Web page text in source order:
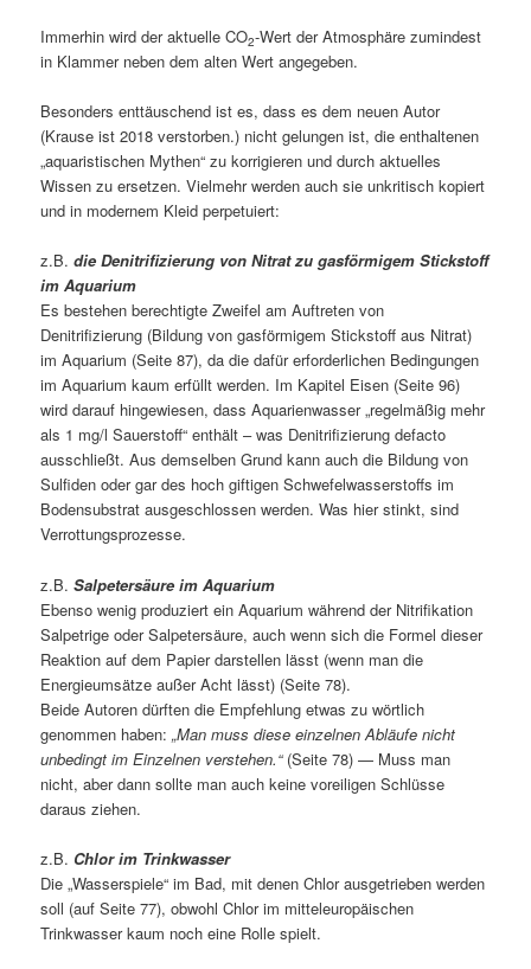
Immerhin wird der aktuelle CO2-Wert der Atmosphäre zumindest
in Klammer neben dem alten Wert angegeben.
Besonders enttäuschend ist es, dass es dem neuen Autor
(Krause ist 2018 verstorben.) nicht gelungen ist, die enthaltenen
„aquaristischen Mythen“ zu korrigieren und durch aktuelles
Wissen zu ersetzen. Vielmehr werden auch sie unkritisch kopiert
und in modernem Kleid perpetuiert:
z.B.die Denitrifizierung von Nitrat zu gasförmigem Stickstoff
im Aquarium
Es bestehen berechtigte Zweifel am Auftreten von
Denitrifizierung (Bildung von gasförmigem Stickstoff aus Nitrat)
im Aquarium (Seite 87), da die dafür erforderlichen Bedingungen
im Aquarium kaum erfüllt werden. Im Kapitel Eisen (Seite 96)
wird darauf hingewiesen, dass Aquarienwasser „regelmäßig mehr
als 1 mg/l Sauerstoff“ enthält – was Denitrifizierung defacto
ausschließt. Aus demselben Grund kann auch die Bildung von
Sulfiden oder gar des hoch giftigen Schwefelwasserstoffs im
Bodensubstrat ausgeschlossen werden. Was hier stinkt, sind
Verrottungsprozesse.
z.B.Salpetersäure im Aquarium
Ebenso wenig produziert ein Aquarium während der Nitrifikation
Salpetrige oder Salpetersäure, auch wenn sich die Formel dieser
Reaktion auf dem Papier darstellen lässt (wenn man die
Energieumsätze außer Acht lässt) (Seite 78).
Beide Autoren dürften die Empfehlung etwas zu wörtlich
genommen haben:„Man muss diese einzelnen Abläufe nicht
unbedingt im Einzelnen verstehen.“(Seite 78) — Muss man
nicht, aber dann sollte man auch keine voreiligen Schlüsse
daraus ziehen.
z.B. Chlor im Trinkwasser
Die „Wasserspiele“ im Bad, mit denen Chlor ausgetrieben werden
soll (auf Seite 77), obwohl Chlor im mitteleuropäischen
Trinkwasser kaum noch eine Rolle spielt.